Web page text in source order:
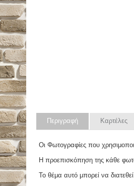
Περιγραφή Καρτέλες
Οι Φωτογραφίες που
Η προεπισκόπηση της κάθε
Το θέμα αυτό μπορεί να